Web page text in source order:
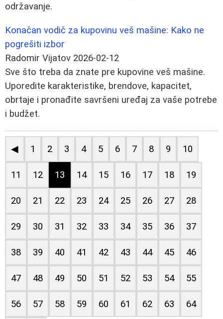
održavanje.
Konačan vodič za kupovinu veš mašine: Kako ne
pogrešiti izbor
Radomir Vijatov 2026-02-12
Sve što treba da znate pre kupovine veš mašine.
Uporedite karakteristike, brendove, kapacitet,
obrtaje i pronađite savršeni uređaj za vaše potrebe
i budžet.
◀ 1 2 3 4 5 6 7 8 9 10
11 12 13 14 15 16 17 18 19
20 21 22 23 24 25 26 27 28
29 30 31 32 33 34 35 36 37
38 39 40 41 42 43 44 45 46
47 48 49 50 51 52 53 54 55
56 57 58 59 60 61 62 63 64